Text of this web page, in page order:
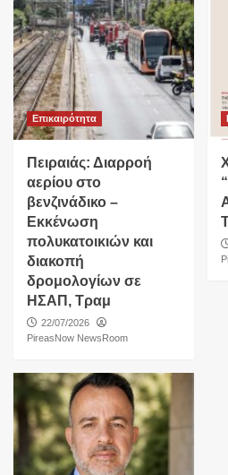
Επικαιρότητα
Πειραιάς: Διαρροή
αερίου στο
βενζινάδικο –
Εκκένωση
πολυκατοικιών και
διακοπή
δρομολογίων σε
ΗΣΑΠ, Τραμ
22/07/2026
PireasNow NewsRoom